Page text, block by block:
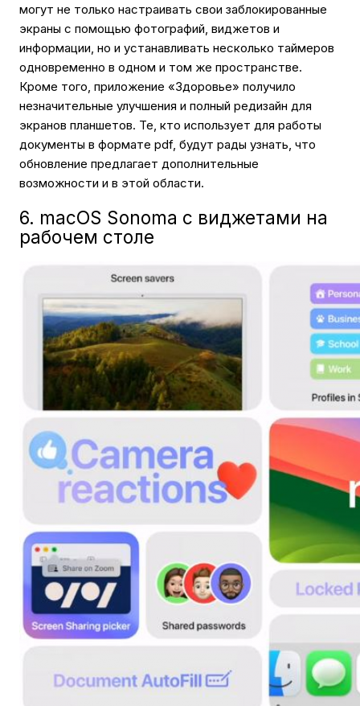
могут не только настраивать свои заблокированные
экраны с помощью фотографий, виджетов и
информации, но и устанавливать несколько таймеров
одновременно в одном и том же пространстве.
Кроме того, приложение «Здоровье» получило
незначительные улучшения и полный редизайн для
экранов планшетов. Те, кто использует для работы
документы в формате pdf, будут рады узнать, что
обновление предлагает дополнительные
возможности и в этой области.
6. macOS Sonoma с виджетами на
рабочем столе